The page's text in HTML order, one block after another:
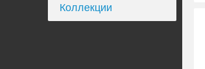
Коллекции